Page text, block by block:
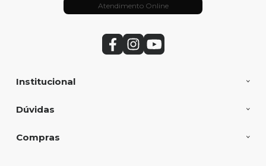
Institucional
Dúvidas
Compras
Atendimento Online